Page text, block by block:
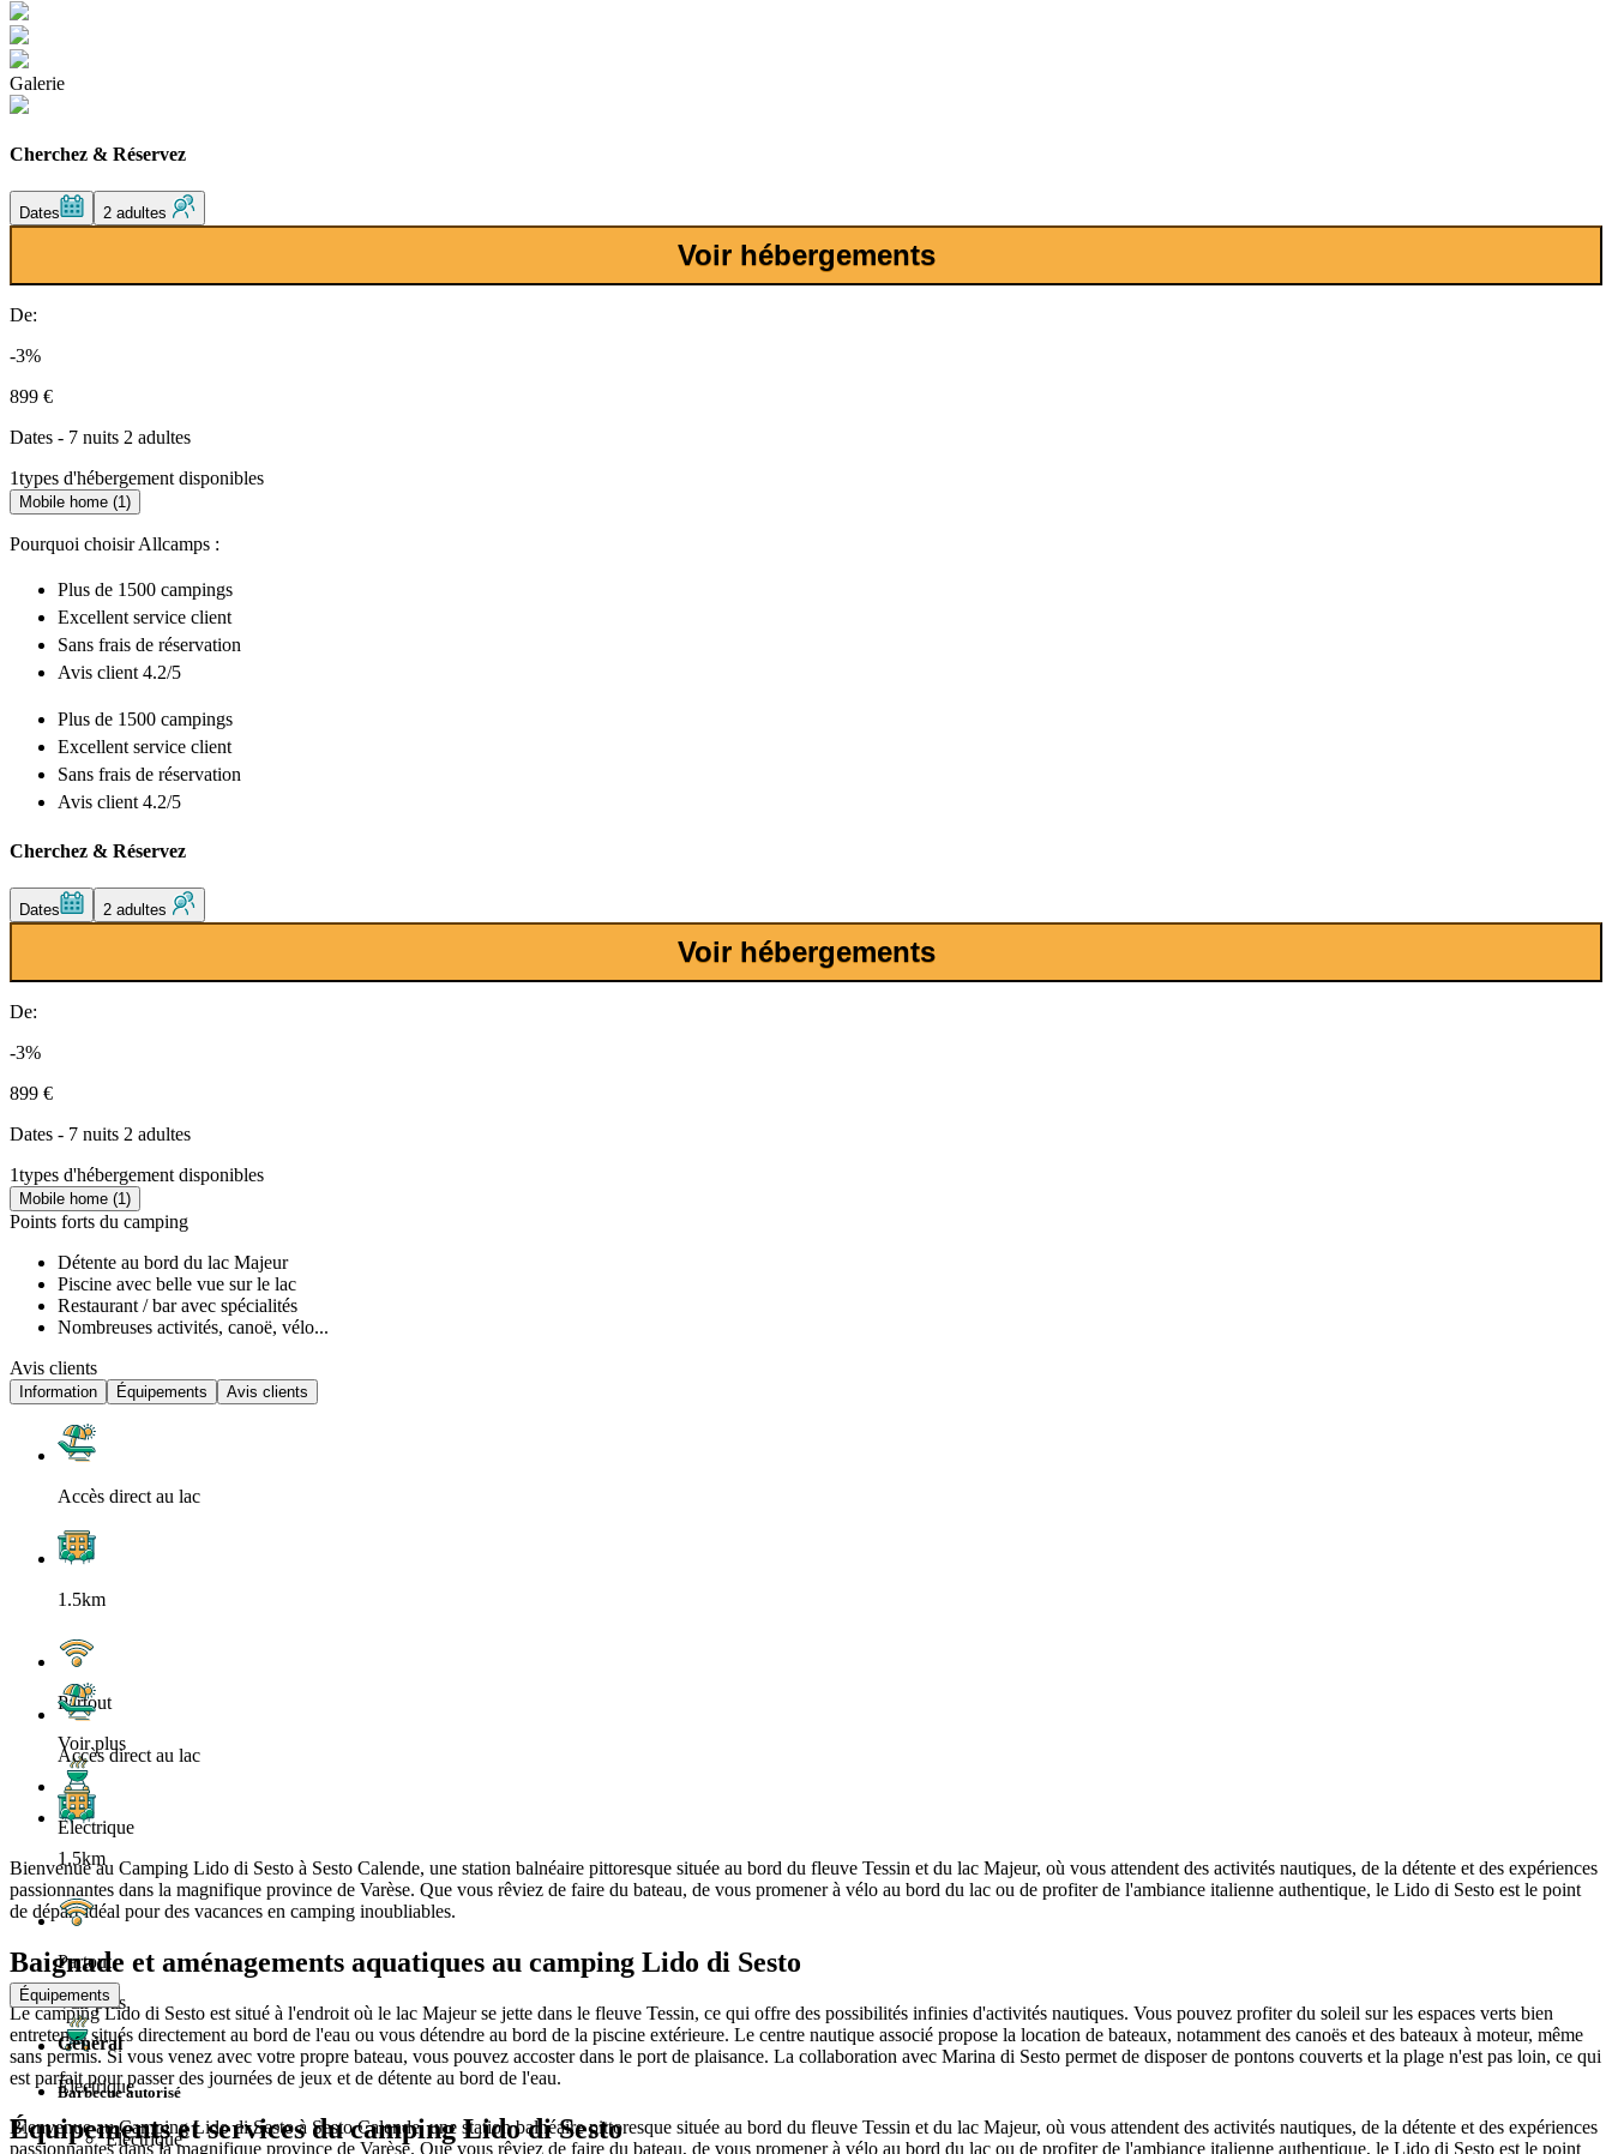
Galerie
Cherchez & Réservez
Dates 2 adultes
Voir hébergements
De:
-3%
899 €
Dates - 7 nuits 2 adultes
1types d'hébergement disponibles
Mobile home (1)
Pourquoi choisir Allcamps :
Plus de 1500 campings
Excellent service client
Sans frais de réservation
Avis client 4.2/5
Plus de 1500 campings
Excellent service client
Sans frais de réservation
Avis client 4.2/5
Cherchez & Réservez
Dates 2 adultes
Voir hébergements
De:
-3%
899 €
Dates - 7 nuits 2 adultes
1types d'hébergement disponibles
Mobile home (1)
Points forts du camping
Détente au bord du lac Majeur
Piscine avec belle vue sur le lac
Restaurant / bar avec spécialités
Nombreuses activités, canoë, vélo...
Avis clients
Information Équipements Avis clients
Accès direct au lac
1.5km
Partout
Voir plus
Électrique
Bienvenue au Camping Lido di Sesto à Sesto Calende, une station balnéaire pittoresque située au bord du fleuve Tessin et du lac Majeur, où vous attendent des activités nautiques, de la détente et des expériences
passionnantes dans la magnifique province de Varèse. Que vous rêviez de faire du bateau, de vous promener à vélo au bord du lac ou de profiter de l'ambiance italienne authentique, le Lido di Sesto est le point
de départ idéal pour des vacances en camping inoubliables.
Baignade et aménagements aquatiques au camping Lido di Sesto
Le camping Lido di Sesto est situé à l'endroit où le lac Majeur se jette dans le fleuve Tessin, ce qui offre des possibilités infinies d'activités nautiques. Vous pouvez profiter du soleil sur les espaces verts bien
entretenus situés directement au bord de l'eau ou vous détendre au bord de la piscine extérieure. Le centre nautique associé propose la location de bateaux, notamment des canoës et des bateaux à moteur, même
sans permis. Si vous venez avec votre propre bateau, vous pouvez accoster dans le port de plaisance. La collaboration avec Marina di Sesto permet de disposer de pontons couverts et la plage n'est pas loin, ce qui
est parfait pour passer des journées de jeux et de détente au bord de l'eau.
Équipements et services du camping Lido di Sesto
Accès direct au lac
1.5km
Partout
Voir plus
Électrique
Bienvenue au Camping Lido di Sesto à Sesto Calende, une station balnéaire pittoresque située au bord du fleuve Tessin et du lac Majeur, où vous attendent des activités nautiques, de la détente et des expériences
passionnantes dans la magnifique province de Varèse. Que vous rêviez de faire du bateau, de vous promener à vélo au bord du lac ou de profiter de l'ambiance italienne authentique, le Lido di Sesto est le point
Équipements
Général
Barbecue autorisé
Électrique